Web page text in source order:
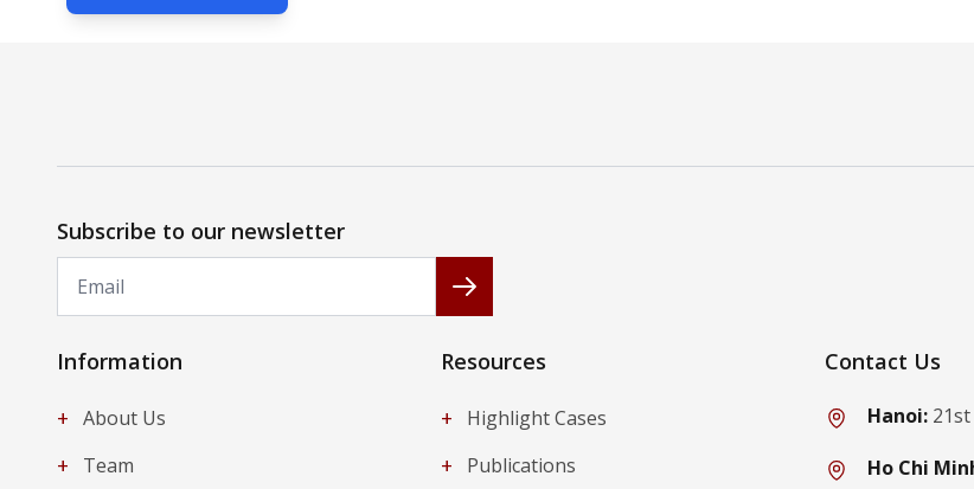
Subscribe to our newsletter
Subscribe
Information
+ About Us
+ Team
Resources
+
Highlight Cases
+ Publications
Contact Us
Hanoi:
Ho Chi